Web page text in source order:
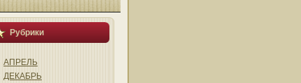
Рубрики
АПРЕЛЬ
ДЕКАБРЬ